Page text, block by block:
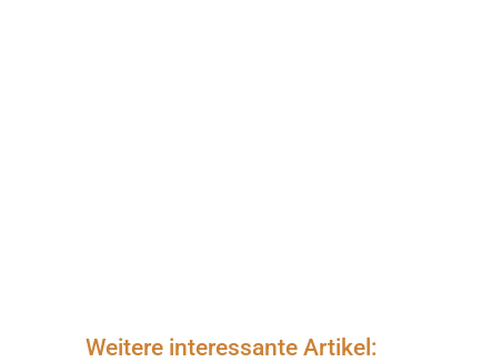
Weitere interessante Artikel: